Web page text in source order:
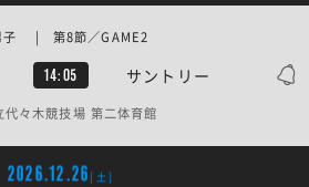
14:05 サントリー
子 | 第8節／GAME2
代々木競技場 第二体育館
2026.12.26 [土]